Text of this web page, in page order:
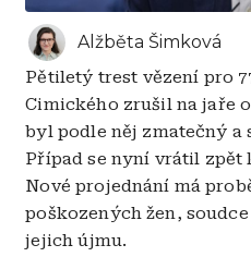
Alžběta Šimková
Pětiletý trest vězení pro
Cimického zrušil na jaře
byl podle něj zmatečný a
Případ se nyní vrátil zpět
Nové projednání má
poškozených žen,
jejich újmu.